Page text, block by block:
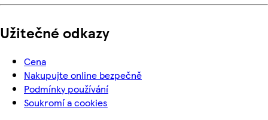
Užitečné odkazy
Cena
Nakupujte online bezpečně
Podmínky používání
Soukromí a cookies